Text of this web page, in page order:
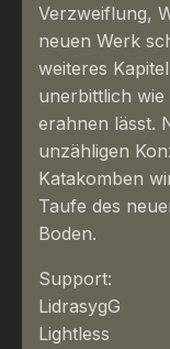
Verzweiflung,
neuen Werk
weiteres
unerbittlich wie
erahnen lässt.
unzähligen
Katakomben
Taufe des
Boden.
Support:
LidrasygG
Lightless